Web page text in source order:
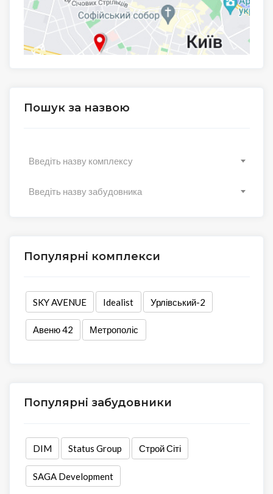
Пошук за назвою
Введіть назву комплексу
Введіть назву забудовника
Популярні комплекси
SKY AVENUE Idealist Урлівський-2
Авеню 42 Метрополіс
Популярні забудовники
DIM Status Group Строй Сіті
SAGA Development